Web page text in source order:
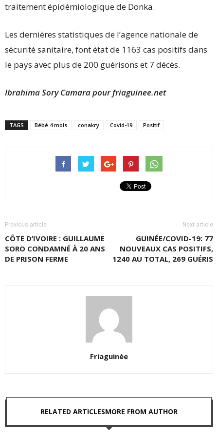
traitement épidémiologique de Donka.
Les dernières statistiques de l’agence nationale de
sécurité sanitaire, font état de 1163 cas positifs dans
le pays avec plus de 200 guérisons et 7 décès.
Ibrahima Sory Camara pour friaguinee.net
TAGS Bébé 4 mois conakry Covid-19 Positif
Previous article
CÔTE D’IVOIRE : GUILLAUME
SORO CONDAMNÉ À 20 ANS
DE PRISON FERME
Next article
GUINÉE/COVID-19: 77
NOUVEAUX CAS POSITIFS,
1240 AU TOTAL, 269 GUÉRIS
Friaguinée
RELATED ARTICLESMORE FROM AUTHOR